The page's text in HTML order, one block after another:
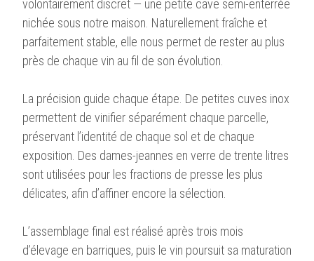
volontairement discret — une petite cave semi-enterrée
nichée sous notre maison. Naturellement fraîche et
parfaitement stable, elle nous permet de rester au plus
près de chaque vin au fil de son évolution.
La précision guide chaque étape. De petites cuves inox
permettent de vinifier séparément chaque parcelle,
préservant l’identité de chaque sol et de chaque
exposition. Des dames-jeannes en verre de trente litres
sont utilisées pour les fractions de presse les plus
délicates, afin d’affiner encore la sélection.
L’assemblage final est réalisé après trois mois
d’élevage en barriques, puis le vin poursuit sa maturation